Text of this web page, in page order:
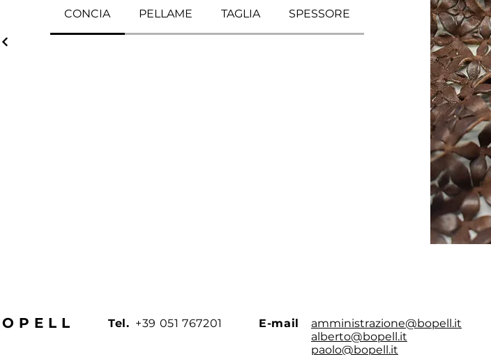
CONCIA PELLAME TAGLIA SPESSORE
Tel. +39 051 767201 E-mail
amministrazione@bopell.it
alberto@bopell.it
paolo@bopell.it